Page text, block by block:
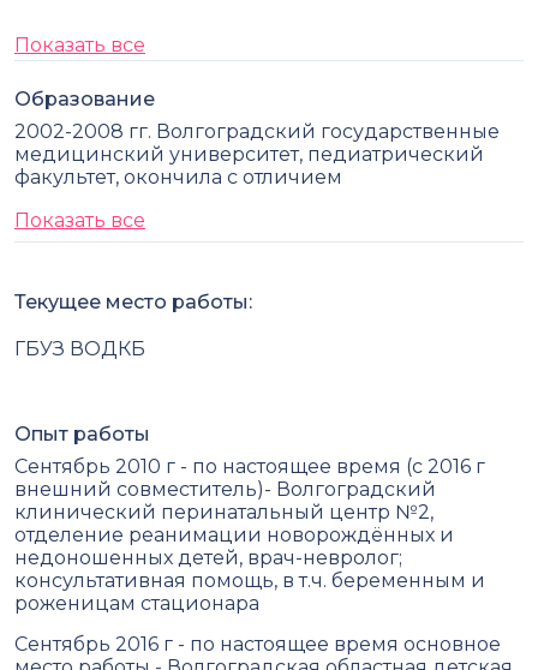
Показать все
Образование
2002-2008 гг. Волгоградский государственные
медицинский университет, педиатрический
факультет, окончила с отличием
Показать все
Текущее место работы:
ГБУЗ ВОДКБ
Опыт работы
Сентябрь 2010 г - по настоящее время (с 2016 г
внешний совместитель)- Волгоградский
клинический перинатальный центр №2,
отделение реанимации новорождённых и
недоношенных детей, врач-невролог;
консультативная помощь, в т.ч. беременным и
роженицам стационара
Сентябрь 2016 г - по настоящее время основное